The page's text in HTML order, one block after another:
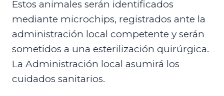
Estos animales serán identificados
mediante microchips, registrados ante la
administración local competente y serán
sometidos a una esterilización quirúrgica.
La Administración local asumirá los
cuidados sanitarios.